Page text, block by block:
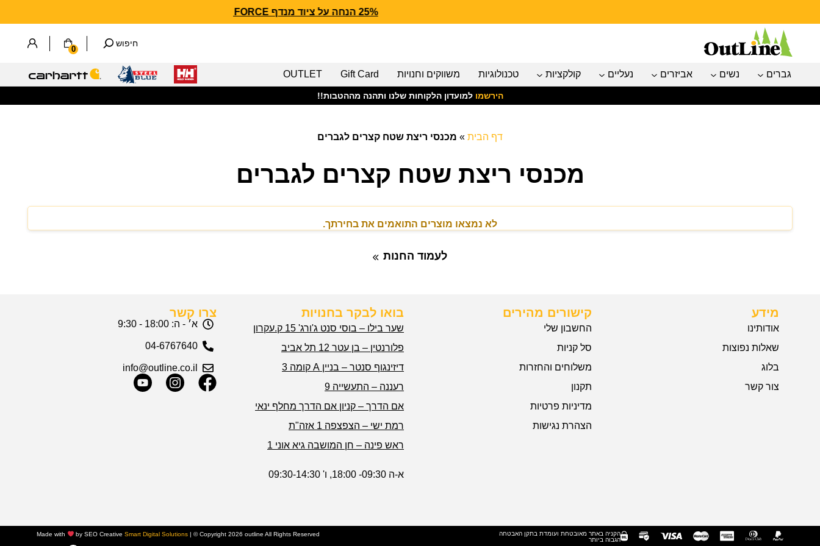
25% הנחה על ציוד מנדף CARHARTT FORCE
חיפוש
0
גברים נשים אביזרים נעליים קולקציות טכנולוגיות משווקים וחנויות Gift Card
OUTLET
הירשמו למועדון הלקוחות שלנו ותהנה מההטבות!!
דף הבית » מכנסי ריצת שטח קצרים לגברים
מכנסי ריצת שטח קצרים לגברים
לא נמצאו מוצרים התואמים את בחירתך.
לעמוד החנות
מידע
אודותינו
שאלות נפוצות
בלוג
צור קשר
קישורים מהירים
החשבון שלי
סל קניות
משלוחים והחזרות
תקנון
מדיניות פרטיות
הצהרת נגישות
בואו לבקר בחנויות
שער בילו – בוסי סנט ג'ורג' 15 ק.עקרון
פלורנטין – בן עטר 12 תל אביב
דיזינגוף סנטר – בניין A קומה 3
רעננה – התעשייה 9
אם הדרך – קניון אם הדרך מחלף ינאי
רמת ישי – הצפצפה 1 אזה"ת
ראש פינה – חן המושבה גיא אוני 1
א-ה 09:30- 18:00, ו' 09:30-14:30
צרו קשר
א׳ - ה: 18:00 - 9:30
04-6767640
info@outline.co.il
הקניה באתר מאובטחת ועומדת בתקן האבטחה
הגבוה ביותר
Made with by SEO CreativeSmart Digital Solutions | © Copyright 2026 outline All Rights Reserved